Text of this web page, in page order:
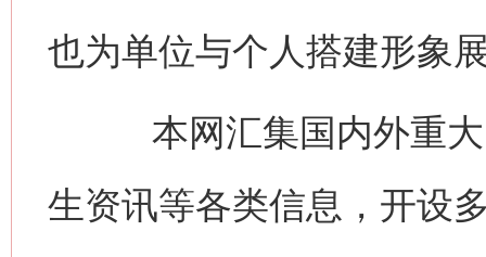
也为单位与个人搭建形象
本网汇集国内外重大
生资讯等各类信息，开设